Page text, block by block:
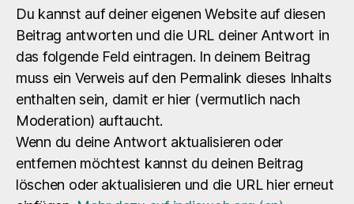
Du kannst auf deiner eigenen Website auf diesen
Beitrag antworten und die URL deiner Antwort in
das folgende Feld eintragen. In deinem Beitrag
muss ein Verweis auf den Permalink dieses Inhalts
enthalten sein, damit er hier (vermutlich nach
Moderation) auftaucht.
Wenn du deine Antwort aktualisieren oder
entfernen möchtest kannst du deinen Beitrag
löschen oder aktualisieren und die URL hier erneut